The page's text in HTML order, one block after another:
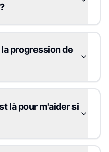
progression de
là pour m'aider si